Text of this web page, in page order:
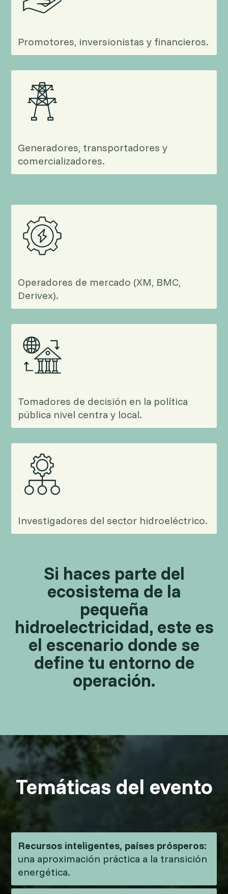
Promotores, inversionistas y financieros.
Generadores, transportadores y
comercializadores.
Operadores de mercado (XM, BMC,
Derivex).
Tomadores de decisión en la política
pública nivel centra y local.
Investigadores del sector hidroeléctrico.
Si haces parte del
ecosistema de la
pequeña
hidroelectricidad, este es
el escenario donde se
define tu entorno de
operación.
Temáticas del evento
Recursos inteligentes, países prósperos:
una aproximación práctica a la transición
energética.